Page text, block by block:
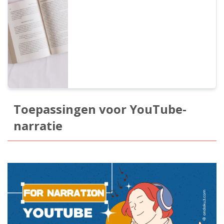
Toepassingen voor YouTube-
narratie